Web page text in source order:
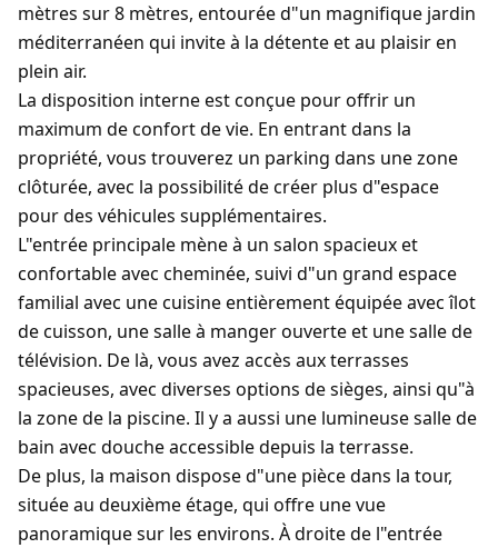
mètres sur 8 mètres, entourée d"un magnifique jardin
méditerranéen qui invite à la détente et au plaisir en
plein air.
La disposition interne est conçue pour offrir un
maximum de confort de vie. En entrant dans la
propriété, vous trouverez un parking dans une zone
clôturée, avec la possibilité de créer plus d"espace
pour des véhicules supplémentaires.
L"entrée principale mène à un salon spacieux et
confortable avec cheminée, suivi d"un grand espace
familial avec une cuisine entièrement équipée avec îlot
de cuisson, une salle à manger ouverte et une salle de
télévision. De là, vous avez accès aux terrasses
spacieuses, avec diverses options de sièges, ainsi qu"à
la zone de la piscine. Il y a aussi une lumineuse salle de
bain avec douche accessible depuis la terrasse.
De plus, la maison dispose d"une pièce dans la tour,
située au deuxième étage, qui offre une vue
panoramique sur les environs. À droite de l"entrée